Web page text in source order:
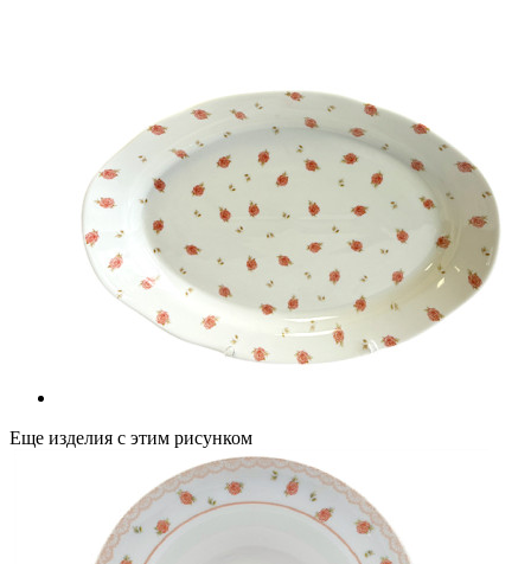
Еще изделия с этим рисунком